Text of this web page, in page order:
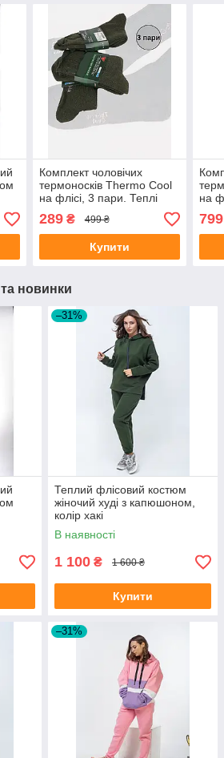
Комплект чоловічих
термоносків Thermo Cool
на флісі, 3 пари. Теплі
розмір 41-46
289₴ 499 ₴
Купити
на
799
та новинки
–31%
Теплий флісовий костюм
жіночий худі з капюшоном,
колір хакі
В наявності
1 100 ₴ 1 600 ₴
Купити
–31%